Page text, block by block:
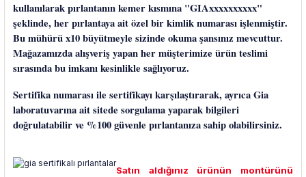
kullanılarak pırlantanın kemer kısmına "GIAxxxxxxxxxx"
şeklinde, her pırlantaya ait özel bir kimlik numarası işlenmiştir.
Bu mühürü x10 büyütmeyle sizinde okuma şansınız mevcuttur.
Mağazamızda alışveriş yapan her müşterimize ürün teslimi
sırasında bu imkanı kesinlikle sağlıyoruz.
Sertifika numarası ile sertifikayı karşılaştırarak, ayrıca Gia
laboratuvarına ait sitede sorgulama yaparak bilgileri
doğrulatabilir ve %100 güvenle pırlantanıza sahip olabilirsiniz.
Satın aldığınız ürünün montürünü